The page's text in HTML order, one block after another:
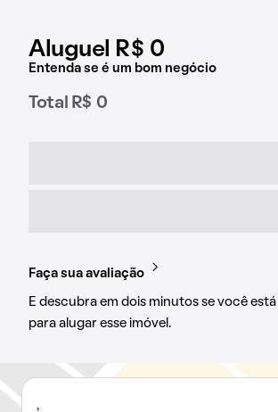
Aluguel R$ 0
Entenda se é um bom negócio
Total R$ 0
Faça sua avaliação
E descubra em dois minutos se você
para alugar esse imóvel.
,